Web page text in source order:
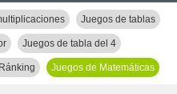
Juegos de tablas
Juegos de tabla del 4
Juegos de Matemáticas